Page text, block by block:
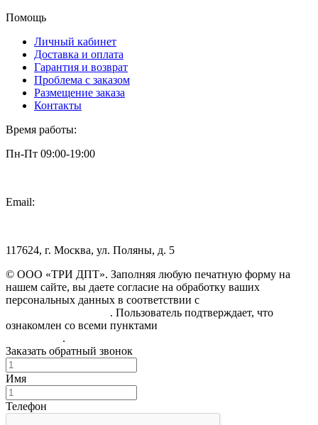
Помощь
Личный кабинет
Доставка и оплата
Гарантия и возврат
Проблема с заказом
Размещение заказа
Контакты
Время работы:
Пн-Пт 09:00-19:00
Email:
117624, г. Москва, ул. Поляны, д. 5
© ООО «ТРИ ДПТ». Заполняя любую печатную форму на
нашем сайте, вы даете согласие на обработку ваших
персональных данных в соответствии с
. Пользователь подтверждает, что
ознакомлен со всеми пунктами
.
Заказать обратный звонок
Имя
Телефон